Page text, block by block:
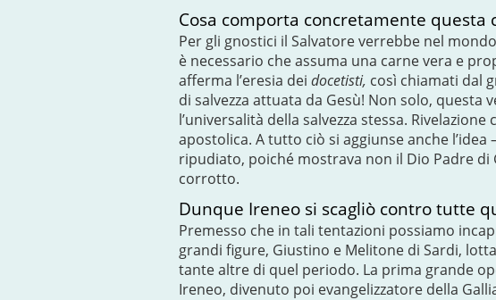
Cosa comporta concretamente questa
Per gli gnostici il Salvatore verrebbe nel
è necessario che assuma una carne vera e
afferma l’eresia dei docetisti, così chiamati dal
di salvezza attuata da Gesù! Non solo,
l’universalità della salvezza stessa.
apostolica. A tutto ciò si aggiunse anche
ripudiato, poiché mostrava non il Dio Padre
corrotto.
Dunque Ireneo si scagliò contro tutte
Premesso che in tali tentazioni possiamo
grandi figure, Giustino e Melitone di Sardi,
tante altre di quel periodo. La prima grande
Ireneo, divenuto poi evangelizzatore della